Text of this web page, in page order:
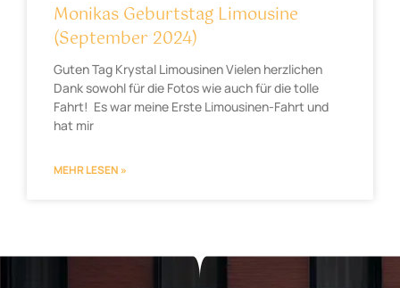
Monikas Geburtstag Limousine
(September 2024)
Guten Tag Krystal Limousinen Vielen herzlichen
Dank sowohl für die Fotos wie auch für die tolle
Fahrt! Es war meine Erste Limousinen-Fahrt und
hat mir
MEHR LESEN »